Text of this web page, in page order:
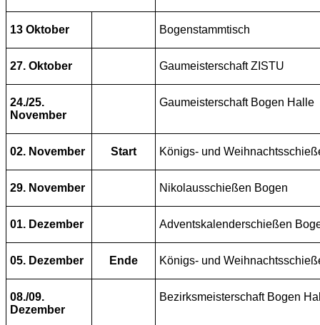
13 Oktober Bogenstammtisch
27. Oktober Gaumeisterschaft ZISTU
24./25.
November
Gaumeisterschaft Bogen Halle
02. November Start Königs- und
29. November Nikolausschießen Bogen
01. Dezember Adventskalenderschießen
05. Dezember Ende Königs- und
08./09.
Dezember
Bezirksmeisterschaft Bogen